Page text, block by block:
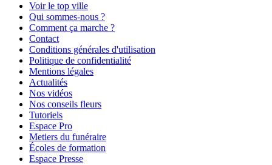
Voir le top ville
Qui sommes-nous ?
Comment ça marche ?
Contact
Conditions générales d'utilisation
Politique de confidentialité
Mentions légales
Actualités
Nos vidéos
Nos conseils fleurs
Tutoriels
Espace Pro
Metiers du funéraire
Écoles de formation
Espace Presse